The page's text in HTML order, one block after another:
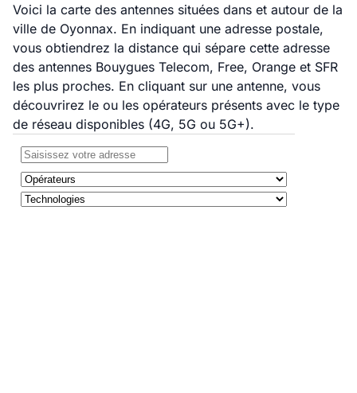
Voici la carte des antennes situées dans et autour de la
ville de Oyonnax. En indiquant une adresse postale,
vous obtiendrez la distance qui sépare cette adresse
des antennes Bouygues Telecom, Free, Orange et SFR
les plus proches. En cliquant sur une antenne, vous
découvrirez le ou les opérateurs présents avec le type
de réseau disponibles (4G, 5G ou 5G+).